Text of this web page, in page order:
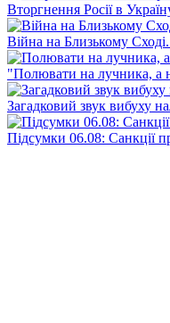
Вторгнення Росії в
Війна на Близькому
"Полювати на лучника, а
Загадковий звук вибуху
Підсумки 06.08: Санкції